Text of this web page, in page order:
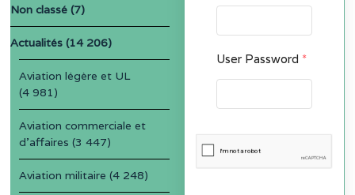
User Password *
Non classé (7)
Actualités (14 206)
Aviation légère et UL
(4 981)
Aviation commerciale et
d'affaires (3 447)
Aviation militaire (4 248)